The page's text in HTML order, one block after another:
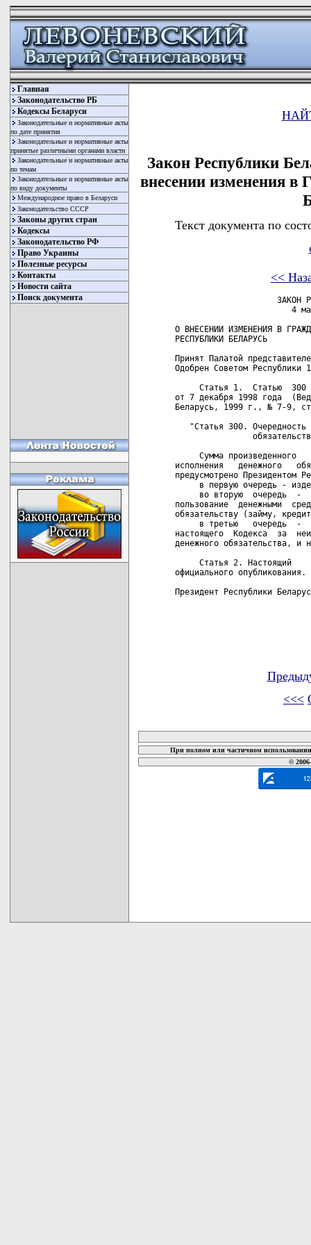
Главная
Законодательство РБ
Кодексы Беларуси
Законодательные и нормативные акты
по дате принятия
Законодательные и нормативные акты
принятые различными органами власти
Законодательные и нормативные акты
по темам
Законодательные и нормативные акты
по виду документы
Международное право в Беларуси
Законодательство СССР
Законы других стран
Кодексы
Законодательство РФ
Право Украины
Полезные ресурсы
Контакты
Новости сайта
Поиск документа
Закон Республики
внесении изменения в
Текст документа по
<<
ЗАКОН
4
О ВНЕСЕНИИ ИЗМЕНЕНИЯ В
РЕСПУБЛИКИ БЕЛАРУСЬ
Принят Палатой
Одобрен Советом Республики
Статья 1.  Статью  300
от 7 декабря 1998 года
Беларусь, 1999 г., № 7-9,
"Статья 300. Очередность
Сумма произведенного
исполнения   денежного
предусмотрено Президентом
в первую очередь -
во вторую  очередь  -
пользование  денежными
обязательству (займу,
в третью   очередь  -
настоящего  Кодекса  за
денежного обязательства, и
Статья 2. Настоящий
официального опубликования.
Президент Республики
<<<
При полном или частичном
©